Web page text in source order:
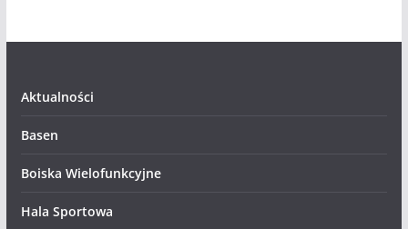
Aktualności
Basen
Boiska Wielofunkcyjne
Hala Sportowa